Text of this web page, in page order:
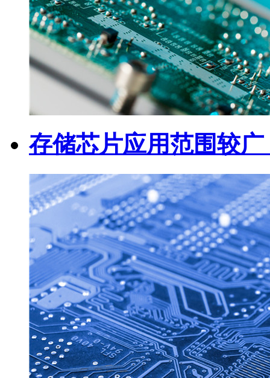
存储芯片应用范围较